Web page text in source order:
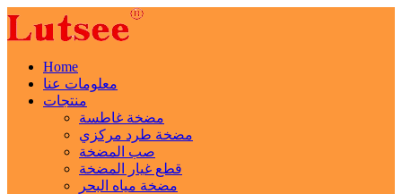
Home
معلومات عنا
منتجات
مضخة غاطسة
مضخة طرد مركزي
صب المضخة
قطع غيار المضخة
مضخة مياه البحر